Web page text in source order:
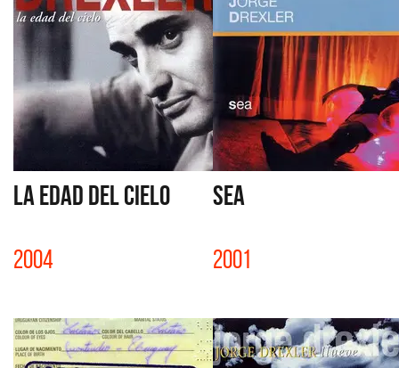
LA EDAD DEL CIELO
2004
SEA
2001